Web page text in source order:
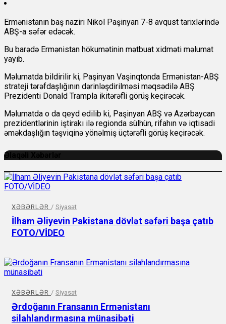
Ermənistanın baş naziri Nikol Paşinyan 7-8 avqust tarixlərində
ABŞ-a səfər edəcək.
Bu barədə Ermənistan hökumətinin mətbuat xidməti məlumat
yayıb.
Məlumatda bildirilir ki, Paşinyan Vaşinqtonda Ermənistan-ABŞ
strateji tərəfdaşlığının dərinləşdirilməsi məqsədilə ABŞ
Prezidenti Donald Trampla ikitərəfli görüş keçirəcək.
Məlumatda o da qeyd edilib ki, Paşinyan ABŞ və Azərbaycan
prezidentlərinin iştirakı ilə regionda sülhün, rifahın və iqtisadi
əməkdaşlığın təşviqinə yönəlmiş üçtərəfli görüş keçirəcək.
Əlaqəli Xəbərlər
XƏBƏRLƏR / Siyasət
İlham Əliyevin Pakistana dövlət səfəri başa çatıb
FOTO/VİDEO
XƏBƏRLƏR / Siyasət
Ərdoğanın Fransanın Ermənistanı
silahlandırmasına münasibəti